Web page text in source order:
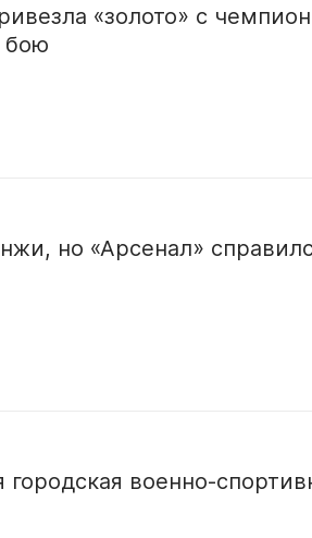
«золото» с
бою
но «Арсенал»
военно-